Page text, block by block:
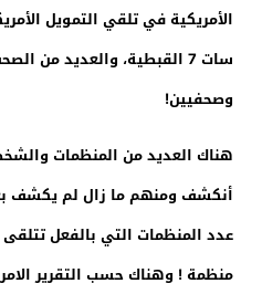
سات 7 القبطية، والعديد من
وصحفيين!
هناك العديد من المنظمات
أنكشف ومنهم ما زال لم يكشف